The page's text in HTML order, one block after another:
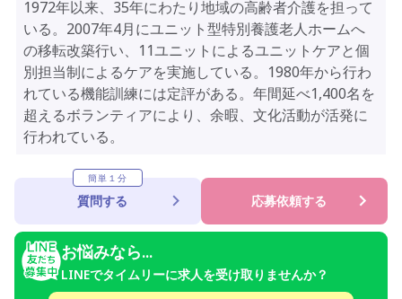
1972年以来、35年にわたり地域の高齢者介護を担って
いる。2007年4月にユニット型特別養護老人ホームへ
の移転改築行い、11ユニットによるユニットケアと個
別担当制によるケアを実施している。1980年から行わ
れている機能訓練には定評がある。年間延べ1,400名を
超えるボランティアにより、余暇、文化活動が活発に
行われている。
簡単１分
質問する 応募依頼する
お悩みなら...
LINEでタイムリーに求人を受け取りませんか？